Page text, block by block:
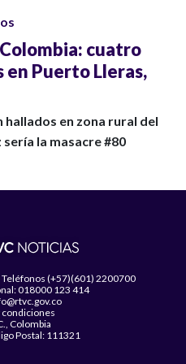
cuatro
en Puerto Lleras,
en zona rural del
la masacre #80
Teléfonos (+57)(601) 2200700
018000 123 414
Colombia
Postal: 111321